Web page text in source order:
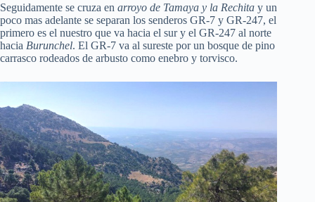
Seguidamente se cruza en arroyo de Tamaya y la Rechita y un
poco mas adelante se separan los senderos GR-7 y GR-247, el
primero es el nuestro que va hacia el sur y el GR-247 al norte
hacia Burunchel. El GR-7 va al sureste por un bosque de pino
carrasco rodeados de arbusto como enebro y torvisco.